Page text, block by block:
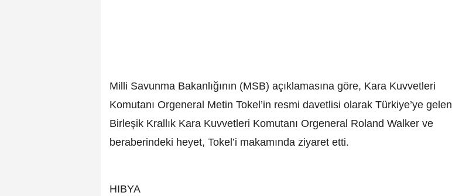
Milli Savunma Bakanlığının (MSB) açıklamasına göre, Kara Kuvvetleri
Komutanı Orgeneral Metin Tokel’in resmi davetlisi olarak Türkiye’ye gelen
Birleşik Krallık Kara Kuvvetleri Komutanı Orgeneral Roland Walker ve
beraberindeki heyet, Tokel’i makamında ziyaret etti.
HIBYA